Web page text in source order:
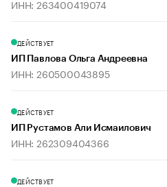
ИНН: 263400419074
ДЕЙСТВУЕТ
ИП Павлова Ольга Андреевна
ИНН: 260500043895
ДЕЙСТВУЕТ
ИП Рустамов Али Исмаилович
ИНН: 262309404366
ДЕЙСТВУЕТ